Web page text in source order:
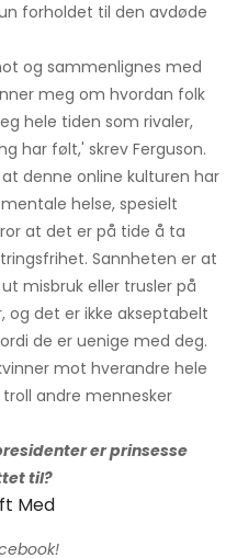
forholdet til den avdøde
og sammenlignes med
meg om hvordan folk
hele tiden som rivaler,
har følt,' skrev Ferguson.
denne online kulturen har
helse, spesielt
at det er på tide å ta
Sannheten er at
misbruk eller trusler på
og det er ikke akseptabelt
de er uenige med deg.
mot hverandre hele
andre mennesker
er prinsesse
til?
Med